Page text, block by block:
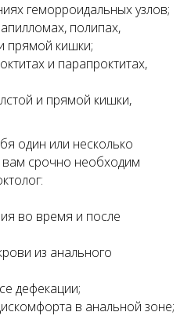
геморроидальных узлов;
полипах,
прямой кишки;
и парапроктитах,
и прямой кишки,
один или несколько
срочно необходим
во время и после
из анального
дефекации;
в анальной зоне;